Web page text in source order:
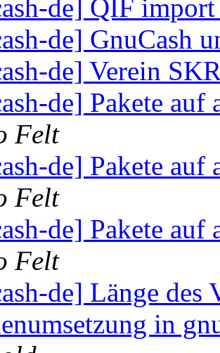
de] QIF
de] GnuCash
de] Verein
de] Pakete
Felt
de] Pakete
Felt
de] Pakete
Felt
de] Länge des
in